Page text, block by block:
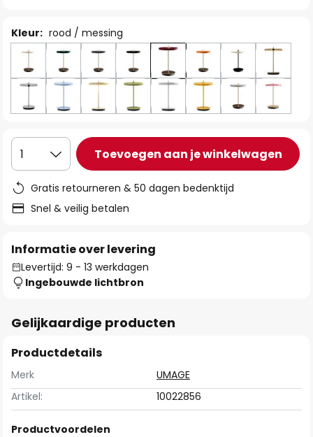
Kleur: rood / messing
1 Toevoegen aan je winkelwagen
Gratis retourneren & 50 dagen bedenktijd
Snel & veilig betalen
Informatie over levering
Levertijd: 9 - 13 werkdagen
Ingebouwde lichtbron
Gelijkaardige producten
Productdetails
Merk
UMAGE
Artikel:
10022856
Productvoordelen